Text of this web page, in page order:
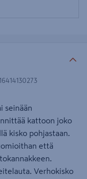
seinään
kattoon joko
kisko pohjastaan.
että
Verhokisko